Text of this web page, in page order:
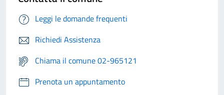
Leggi le domande frequenti
Richiedi Assistenza
Chiama il comune 02-965121
Prenota un appuntamento